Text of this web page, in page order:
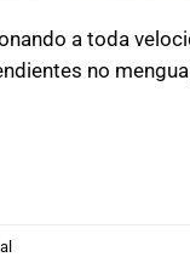
a toda
no